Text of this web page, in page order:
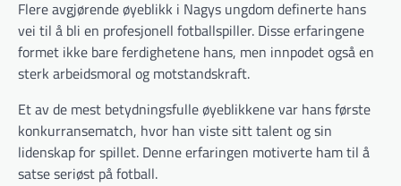
Flere avgjørende øyeblikk i Nagys ungdom definerte hans
vei til å bli en profesjonell fotballspiller. Disse erfaringene
formet ikke bare ferdighetene hans, men innpodet også en
sterk arbeidsmoral og motstandskraft.
Et av de mest betydningsfulle øyeblikkene var hans første
konkurransematch, hvor han viste sitt talent og sin
lidenskap for spillet. Denne erfaringen motiverte ham til å
satse seriøst på fotball.